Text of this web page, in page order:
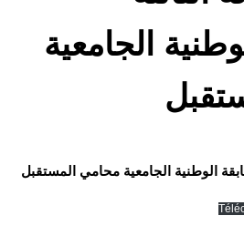
الجامعية
الوطنية الجامعية محامي المستقبل